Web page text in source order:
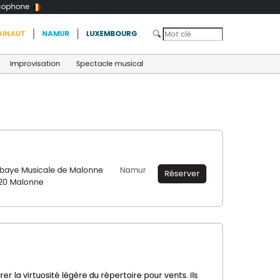
NAMUR LUXEMBOURG
Improvisation Spectacle musical
Musicale de Malonne
Malonne
Namur Réserver
la virtuosité légère du répertoire pour vents. Ils